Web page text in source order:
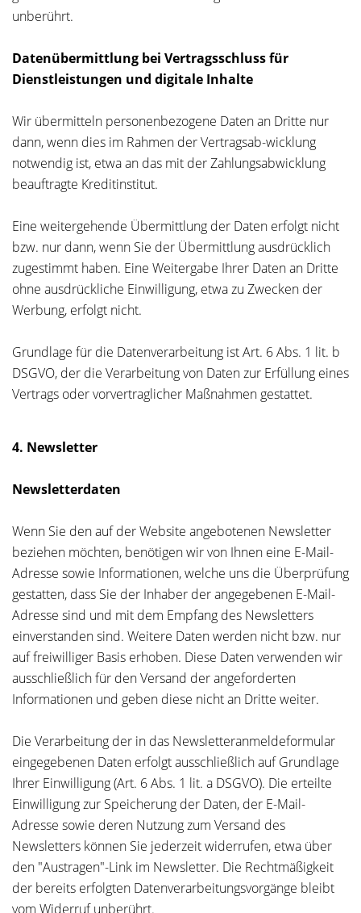
unberührt.
Datenübermittlung bei Vertragsschluss für
Dienstleistungen und digitale Inhalte
Wir übermitteln personenbezogene Daten an Dritte nur
dann, wenn dies im Rahmen der Vertragsab-wicklung
notwendig ist, etwa an das mit der Zahlungsabwicklung
beauftragte Kreditinstitut.
Eine weitergehende Übermittlung der Daten erfolgt nicht
bzw. nur dann, wenn Sie der Übermittlung ausdrücklich
zugestimmt haben. Eine Weitergabe Ihrer Daten an Dritte
ohne ausdrückliche Einwilligung, etwa zu Zwecken der
Werbung, erfolgt nicht.
Grundlage für die Datenverarbeitung ist Art. 6 Abs. 1 lit. b
DSGVO, der die Verarbeitung von Daten zur Erfüllung eines
Vertrags oder vorvertraglicher Maßnahmen gestattet.
4. Newsletter
Newsletterdaten
Wenn Sie den auf der Website angebotenen Newsletter
beziehen möchten, benötigen wir von Ihnen eine E-Mail-
Adresse sowie Informationen, welche uns die Überprüfung
gestatten, dass Sie der Inhaber der angegebenen E-Mail-
Adresse sind und mit dem Empfang des Newsletters
einverstanden sind. Weitere Daten werden nicht bzw. nur
auf freiwilliger Basis erhoben. Diese Daten verwenden wir
ausschließlich für den Versand der angeforderten
Informationen und geben diese nicht an Dritte weiter.
Die Verarbeitung der in das Newsletteranmeldeformular
eingegebenen Daten erfolgt ausschließlich auf Grundlage
Ihrer Einwilligung (Art. 6 Abs. 1 lit. a DSGVO). Die erteilte
Einwilligung zur Speicherung der Daten, der E-Mail-
Adresse sowie deren Nutzung zum Versand des
Newsletters können Sie jederzeit widerrufen, etwa über
den "Austragen"-Link im Newsletter. Die Rechtmäßigkeit
der bereits erfolgten Datenverarbeitungsvorgänge bleibt
vom Widerruf unberührt.